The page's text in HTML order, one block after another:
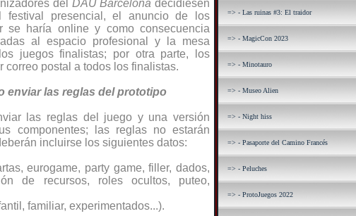
del DAU Barcelona decidiesen
festival presencial, el anuncio de los
se haría online y como consecuencia
al espacio profesional y la mesa
juegos finalistas; por otra parte, los
correo postal a todos los finalistas.
enviar las reglas del prototipo
las reglas del juego y una versión
componentes; las reglas no estarán
incluirse los siguientes datos:
eurogame, party game, filler, dados,
de recursos, roles ocultos, puteo,
familiar, experimentados...).
=> - Las ruinas #3: El traidor
=> - MagicCon 2023
=> - Minotauro
=> - Museo Alien
=> - Night hiss
=> - Pasaporte del Camino Francés
=> - Peluches
=> - ProtoJuegos 2022